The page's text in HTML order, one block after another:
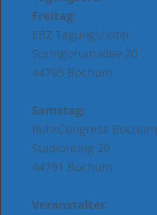
Freitag:
EBZ Tagungshotel
Springorumallee 20
44795 Bochum
Samstag:
RuhrCongress Bochum
Stadionring 20
44791 Bochum
Veranstalter: